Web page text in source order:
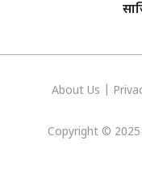
About Us
Copyright © 2025